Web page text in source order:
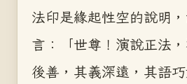
法印是緣起性空的說明，
言：「世尊！演說正法
後善，其義深遠，其語